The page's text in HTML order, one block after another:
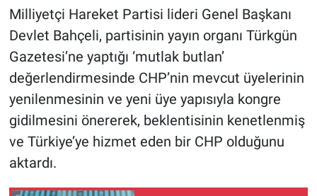
Milliyetçi Hareket Partisi lideri Genel Başkanı
Devlet Bahçeli, partisinin yayın organı Türkgün
Gazetesi’ne yaptığı ‘mutlak butlan’
değerlendirmesinde CHP’nin mevcut üyelerinin
yenilenmesinin ve yeni üye yapısıyla kongre
gidilmesini önererek, beklentisinin kenetlenmiş
ve Türkiye’ye hizmet eden bir CHP olduğunu
aktardı.